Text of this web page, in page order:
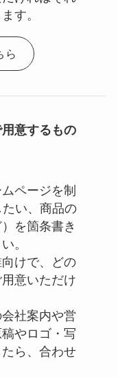
す。
ら
意するもの
ページを制
い、商品の
を箇条書き
。
けで、どの
意いただけ
社案内や営
やロゴ・写
ら、合わせ